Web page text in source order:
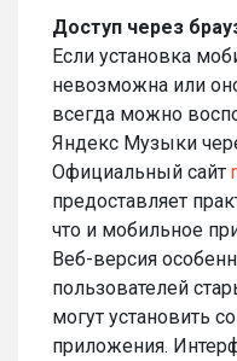
Доступ через
Если установка
невозможна или
всегда можно
Яндекс Музыки
Официальный сайт
предоставляет
что и мобильное
Веб-версия
пользователей
могут установить
приложения.